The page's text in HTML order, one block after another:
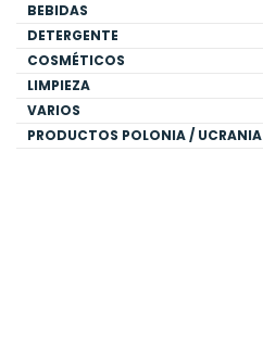
BEBIDAS
DETERGENTE
COSMÉTICOS
LIMPIEZA
VARIOS
PRODUCTOS POLONIA / UCRANIA